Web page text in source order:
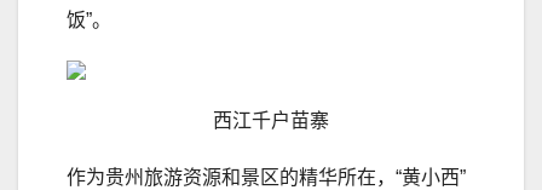
饭”。
西江千户苗寨
作为贵州旅游资源和景区的精华所在，“黄小西”